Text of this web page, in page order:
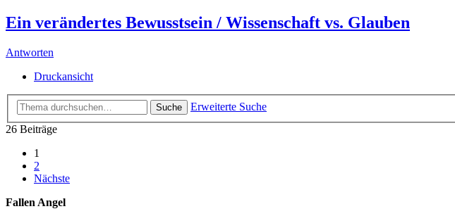
Ein verändertes Bewusstsein / Wissenschaft vs. Glauben
Antworten
Druckansicht
Suche
Erweiterte Suche
26 Beiträge
1
2
Nächste
Fallen Angel